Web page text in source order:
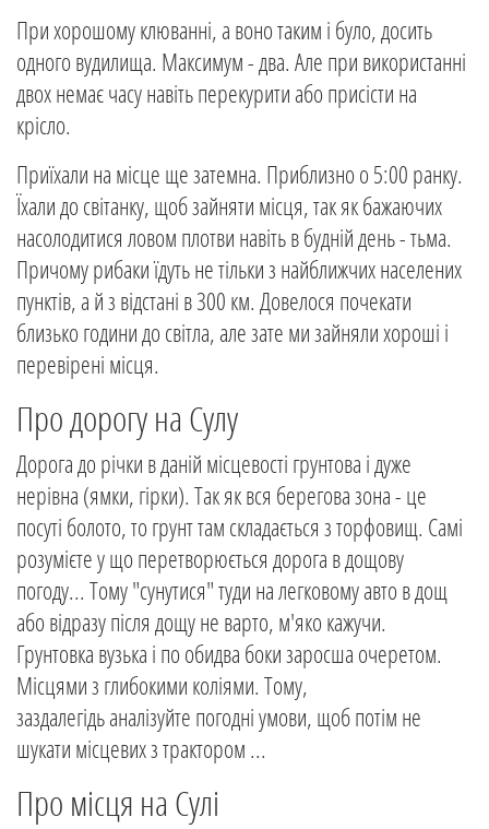
При хорошому клюванні, а воно таким і було, досить
одного вудилища. Максимум - два. Але при використанні
двох немає часу навіть перекурити або присісти на
крісло.
Приїхали на місце ще затемна. Приблизно о 5:00 ранку.
Їхали до світанку, щоб зайняти місця, так як бажаючих
насолодитися ловом плотви навіть в будній день - тьма.
Причому рибаки їдуть не тільки з найближчих населених
пунктів, а й з відстані в 300 км. Довелося почекати
близько години до світла, але зате ми зайняли хороші і
перевірені місця.
Про дорогу на Сулу
Дорога до річки в даній місцевості грунтова і дуже
нерівна (ямки, гірки). Так як вся берегова зона - це
посуті болото, то грунт там складається з торфовищ. Самі
розумієте у що перетворюється дорога в дощову
погоду... Тому "сунутися" туди на легковому авто в дощ
або відразу після дощу не варто, м'яко кажучи.
Грунтовка вузька і по обидва боки заросша очеретом.
Місцями з глибокими коліями. Тому,
заздалегідь аналізуйте погодні умови, щоб потім не
шукати місцевих з трактором ...
Про місця на Сулі